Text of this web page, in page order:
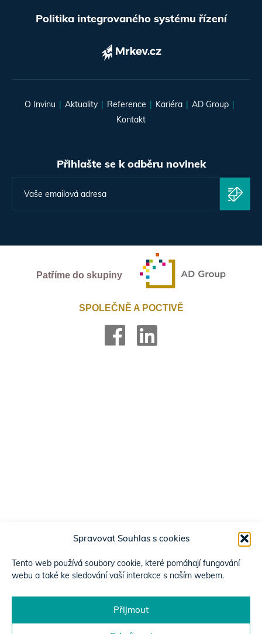
Spravovat Souhlas s cookies
Tento web používá soubory cookie, které pomáhají fungování
webu a také ke sledování vaší interakce s naším webem.
Přijmout
Politika integrovaného systému řízení
O Invinu Aktuality Reference Kariéra
AD Group
Kontakt
Přihlašte se k odběru novinek
Patříme do skupiny
SPOLEČNĚ A POCTIVĚ